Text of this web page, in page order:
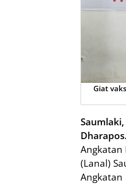
Giat
Saumlaki,
Angkatan
(Lanal)
Angkatan